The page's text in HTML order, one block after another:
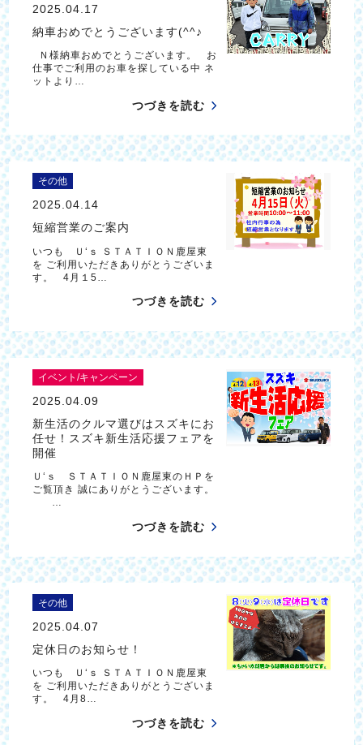
2025.04.17
納車おめでとうございます(^^♪
Ｎ様納車おめでとうございます。 お
仕事でご利用のお車を探している中 ネ
ットより…
つづきを読む
その他
2025.04.14
短縮営業のご案内
いつも Ｕ‘ｓ ＳＴＡＴＩＯＮ鹿屋東
を ご利用いただきありがとうございま
す。 4月１5…
つづきを読む
イベント/キャンペーン
2025.04.09
新生活のクルマ選びはスズキにお
任せ！スズキ新生活応援フェアを
開催
Ｕ‘ｓ ＳＴＡＴＩＯＮ鹿屋東のＨＰを
ご覧頂き 誠にありがとうございます。
…
つづきを読む
その他
2025.04.07
定休日のお知らせ！
いつも Ｕ‘ｓ ＳＴＡＴＩＯＮ鹿屋東
を ご利用いただきありがとうございま
す。 4月8…
つづきを読む